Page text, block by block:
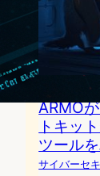
Linux
ARMO
トキッ
ツール
サイバーセ